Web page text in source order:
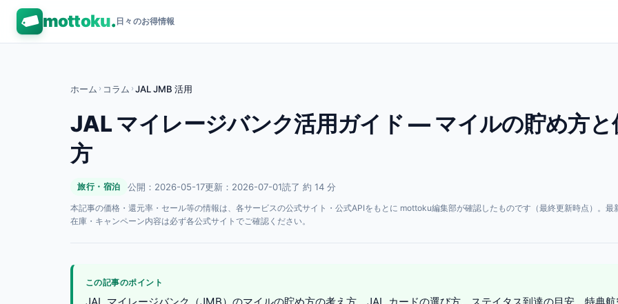
mottoku.日々のお得情報
ホーム › コラム › JAL JMB 活用
JAL マイレージバンク活用ガイド — マイルの貯め方と
方
旅行・宿泊 公開：2026-05-17更新：2026-07-01読了 約 14 分
本記事の価格・還元率・セール等の情報は、各サービスの公式サイト・公式APIをもとに mottoku編集部が確認したものです（最終更新時点）。最
在庫・キャンペーン内容は必ず各公式サイトでご確認ください。
この記事のポイント